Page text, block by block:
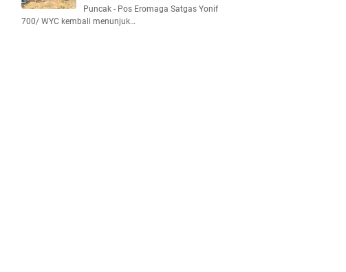
Puncak - Pos Eromaga Satgas Yonif
700/ WYC kembali menunjuk…